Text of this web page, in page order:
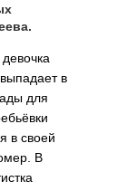
в
для
в своей
В